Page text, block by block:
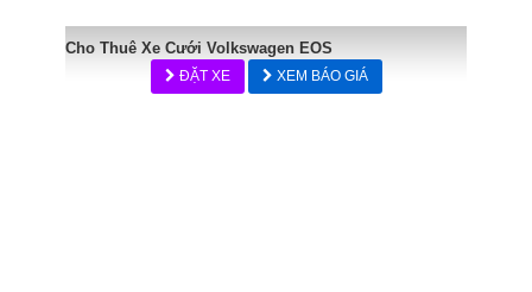
Cho Thuê Xe Cưới Volkswagen EOS
ĐẶT XE XEM BÁO GIÁ